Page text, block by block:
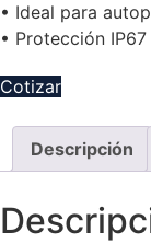
• Ideal para
• Protección IP67
Cotizar
Descripción